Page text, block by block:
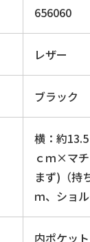
656060
レザー
ブラック
横：約
ｃｍ×マ
まず)（持
ｍ、ショ
内ポケッ